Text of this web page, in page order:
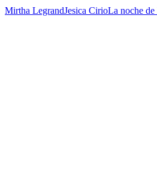
Mirtha LegrandJesica CirioLa noche